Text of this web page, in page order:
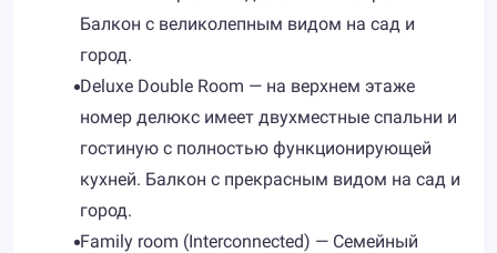
Балкон с великолепным видом на сад и
город.
Deluxe Double Room — на верхнем этаже
номер делюкс имеет двухместные спальни и
гостиную с полностью функционирующей
кухней. Балкон с прекрасным видом на сад и
город.
Family room (Interconnected) — Семейный